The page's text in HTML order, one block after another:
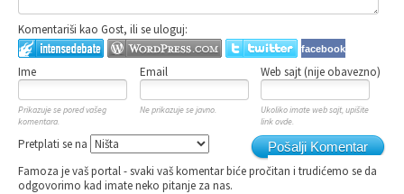
Komentariši kao Gost, ili se uloguj:
facebook
Ime Email Web sajt (nije obavezno)
Prikazuje se pored vašeg
komentara.
Ne prikazuje se javno.
Ukoliko imate web sajt, upišite
link ovde.
Pošalji Komentar
Pretplati se na
Famoza je vaš portal - svaki vaš komentar biće pročitan i trudićemo se da
odgovorimo kad imate neko pitanje za nas.